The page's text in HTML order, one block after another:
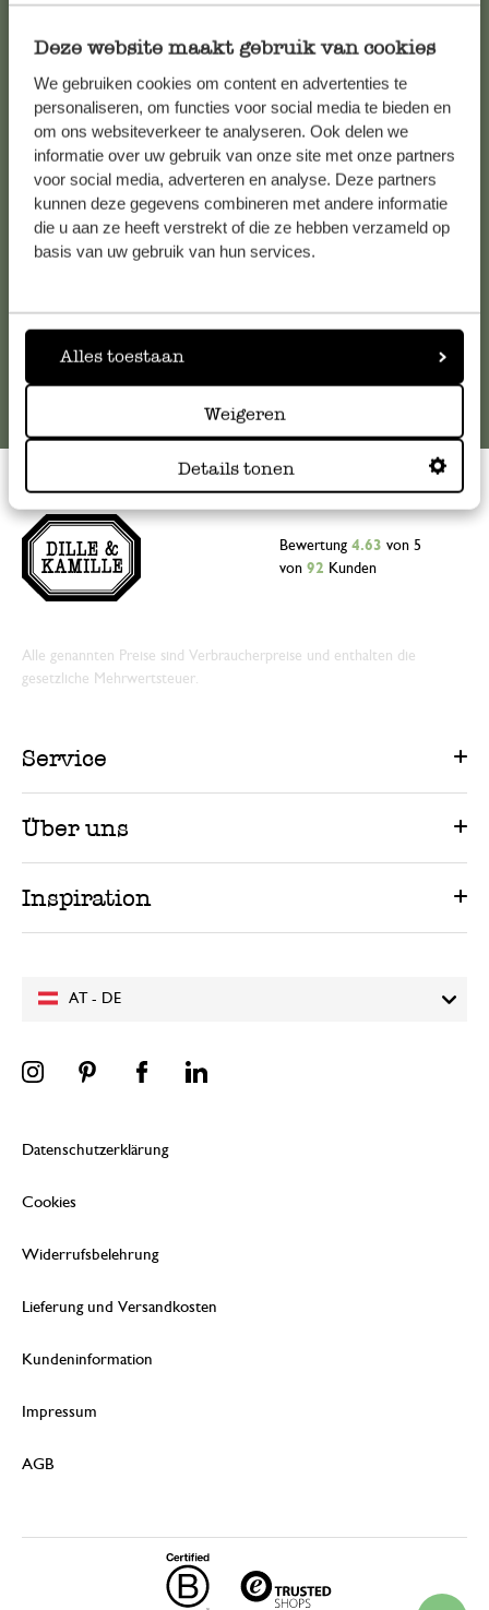
Deze website maakt gebruik van cookies
We gebruiken cookies om content en advertenties te
personaliseren, om functies voor social media te bieden en
om ons websiteverkeer te analyseren. Ook delen we
informatie over uw gebruik van onze site met onze partners
voor social media, adverteren en analyse. Deze partners
kunnen deze gegevens combineren met andere informatie
die u aan ze heeft verstrekt of die ze hebben verzameld op
basis van uw gebruik van hun services.
Alles toestaan
Weigeren
Details tonen
Kundenservice/Hilfe
Falls Sie Fragen haben oder Tipps und Hilfe brauchen, wenden
Sie sich bitte an unseren Kundenservice. Oder lesen Sie hier
die Antworten aufhäufig gestellte Fragen.
Online-Kundenservice
AT - DE
Bewertung 4.63 von 5
von 92 Kunden
Alle genannten Preise sind Verbraucherpreise und enthalten die
gesetzliche Mehrwertsteuer.
Service
Über uns
Inspiration
Datenschutzerklärung
Cookies
Widerrufsbelehrung
Lieferung und Versandkosten
Kundeninformation
Impressum
AGB